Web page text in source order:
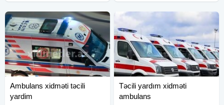
Ambulans xidməti təcili
yardim
Təcili yardım xidməti
ambulans